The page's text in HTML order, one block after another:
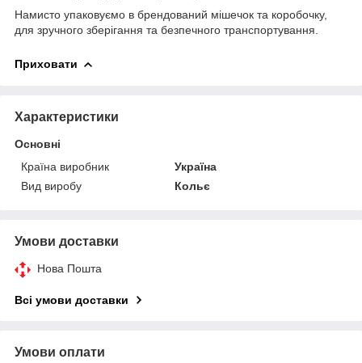
Намисто упаковуємо в брендований мішечок та коробочку,
для зручного зберігання та безпечного транспортування.
Приховати
Характеристики
Основні
Країна виробник
Україна
Вид виробу
Кольє
Умови доставки
Нова Пошта
Всі умови доставки
Умови оплати